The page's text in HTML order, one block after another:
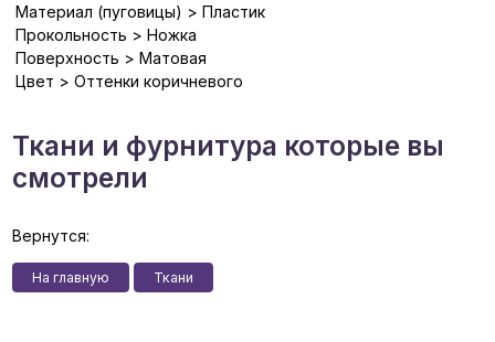
Материал (пуговицы) > Пластик
Прокольность > Ножка
Поверхность > Матовая
Цвет > Оттенки коричневого
Ткани и фурнитура которые вы
смотрели
Вернутся:
На главную Ткани